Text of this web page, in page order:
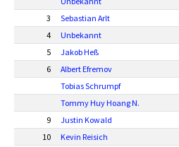
3
Sebastian Arlt
4
Unbekannt
5
Jakob Heß
6
Albert Efremov
Tobias Schrumpf
Tommy Huy Hoang N.
9
Justin Kowald
10
Kevin Reisich